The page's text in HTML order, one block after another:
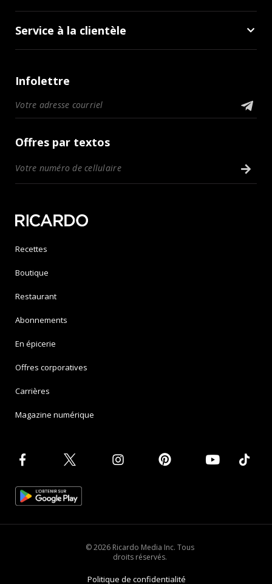
Service à la clientèle
Infolettre
Offres par textos
Recettes
Boutique
Restaurant
Abonnements
En épicerie
Offres corporatives
Carrières
Magazine numérique
© 2026 Ricardo Media Inc. Tous
droits réservés.
Politique de confidentialité